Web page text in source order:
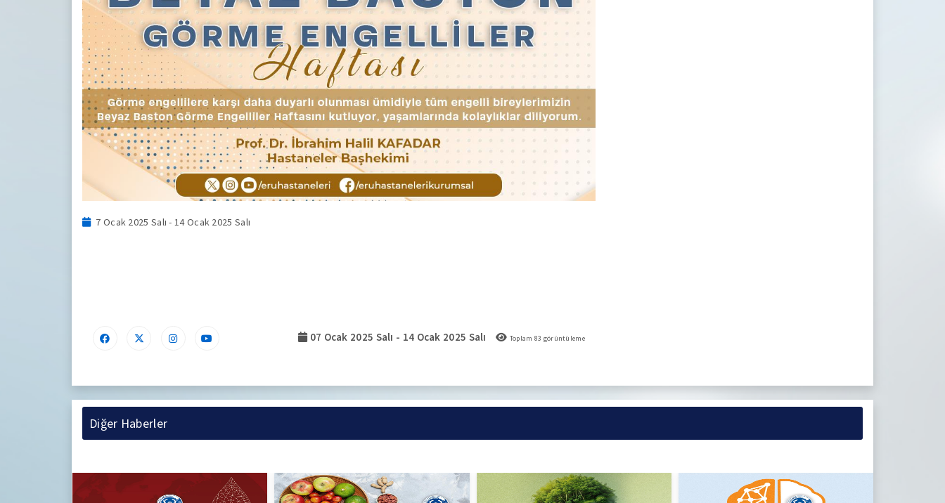
7 Ocak 2025 Salı - 14 Ocak 2025 Salı
07 Ocak 2025 Salı - 14 Ocak 2025 Salı Toplam 83 görüntüleme
Diğer Haberler